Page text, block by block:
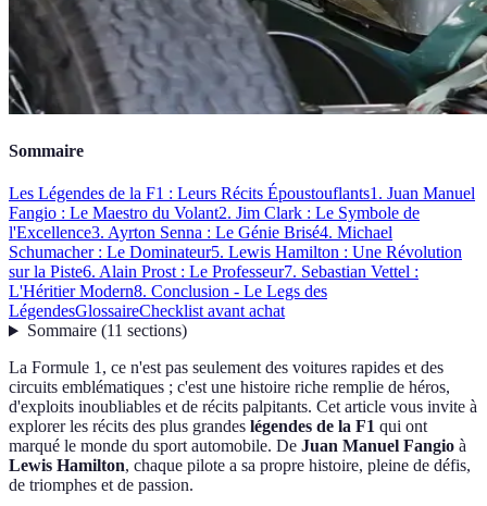
Sommaire
Les Légendes de la F1 : Leurs Récits Époustouflants1. Juan Manuel
Fangio : Le Maestro du Volant2. Jim Clark : Le Symbole de
l'Excellence3. Ayrton Senna : Le Génie Brisé4. Michael
Schumacher : Le Dominateur5. Lewis Hamilton : Une Révolution
sur la Piste6. Alain Prost : Le Professeur7. Sebastian Vettel :
L'Héritier Modern8. Conclusion - Le Legs des
LégendesGlossaireChecklist avant achat
Sommaire(11 sections)
La Formule 1, ce n'est pas seulement des voitures rapides et des
circuits emblématiques ; c'est une histoire riche remplie de héros,
d'exploits inoubliables et de récits palpitants. Cet article vous invite à
explorer les récits des plus grandes légendes de la F1 qui ont
marqué le monde du sport automobile. De Juan Manuel Fangio à
Lewis Hamilton, chaque pilote a sa propre histoire, pleine de défis,
de triomphes et de passion.